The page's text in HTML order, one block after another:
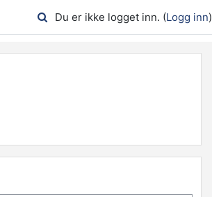
Du er ikke logget inn. (Logg inn)